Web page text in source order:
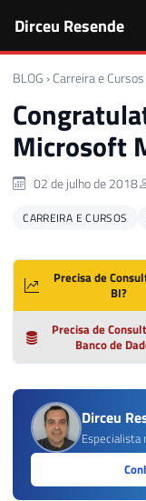
Dirceu Resende
BLOG › Carreira e Cursos
Microsoft
02 de julho de 2018
CARREIRA E CURSOS
Precisa de
BI?
Precisa de
Banco de
Dirceu
Especialista